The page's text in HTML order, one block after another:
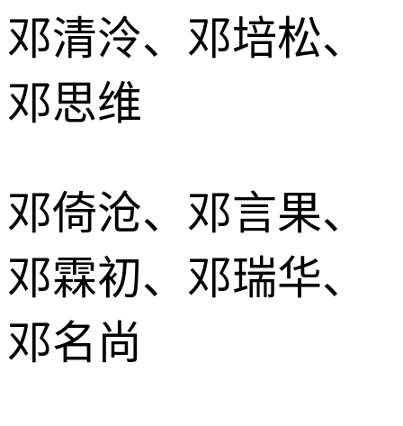
邓清泠、邓培松、
邓思维
邓倚沧、邓言果、
邓霖初、邓瑞华、
邓名尚